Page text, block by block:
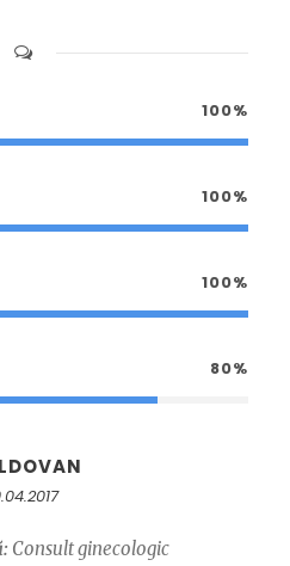
100%
100%
100%
80%
Consult ginecologic